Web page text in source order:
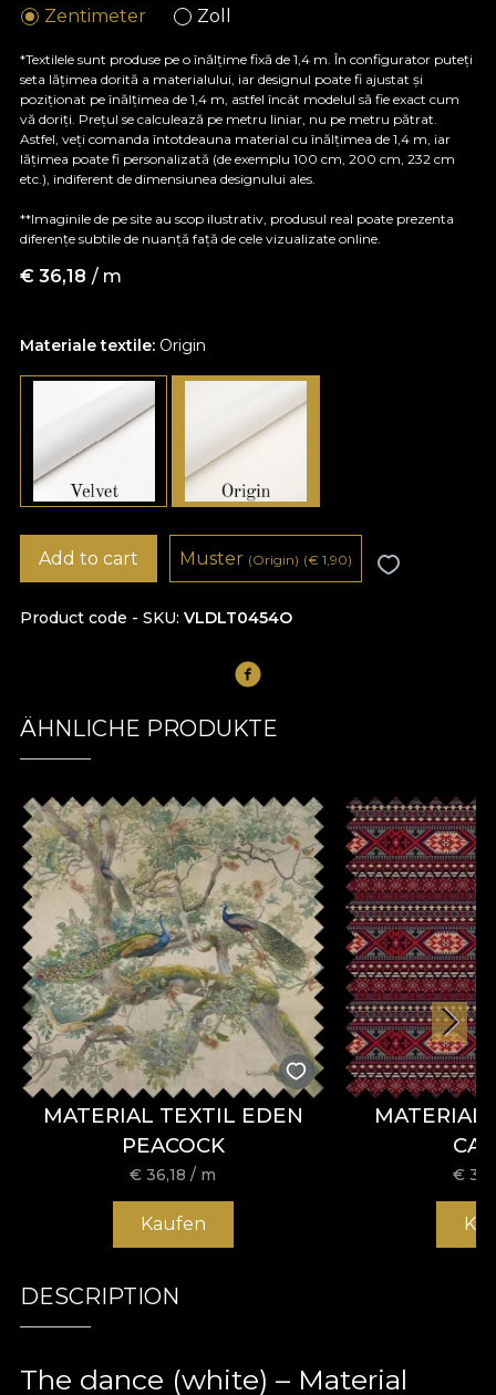
Materiale textile: Origin
Zentimeter Zoll
*Textilele sunt produse pe o înălțime fixă de 1,4 m. În configurator puteți
seta lățimea dorită a materialului, iar designul poate fi ajustat și
poziționat pe înălțimea de 1,4 m, astfel încât modelul să fie exact cum
vă doriți. Prețul se calculează pe metru liniar, nu pe metru pătrat.
Astfel, veți comanda întotdeauna material cu înălțimea de 1,4 m, iar
lățimea poate fi personalizată (de exemplu 100 cm, 200 cm, 232 cm
etc.), indiferent de dimensiunea designului ales.
**Imaginile de pe site au scop ilustrativ, produsul real poate prezenta
diferențe subtile de nuanță față de cele vizualizate online.
€ 36,18 / m
Product code - SKU VLDLT0454O
Add to cart Muster (Origin) (€ 1,90)
ÄHNLICHE PRODUKTE
MATERIAL TEXTIL EDEN
PEACOCK
€36,18 / m
Kaufen
MATERIAL
€
DESCRIPTION
The dance (white) – Material